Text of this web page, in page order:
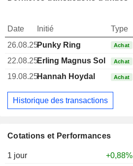
Cotations et Performances
1 jour
+0,88%
Date Initié Type
26.08.25Punky Ring Achat
22.08.25Erling Magnus Solheim
Achat
19.08.25Hannah Hoydal Achat
Historique des transactions